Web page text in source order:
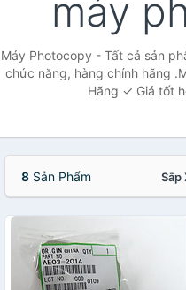
máy
Máy Photocopy - Tất cả sản
chức năng, hàng chính hãng
Hãng ✓ Giá tốt
8 Sản Phẩm Sắp